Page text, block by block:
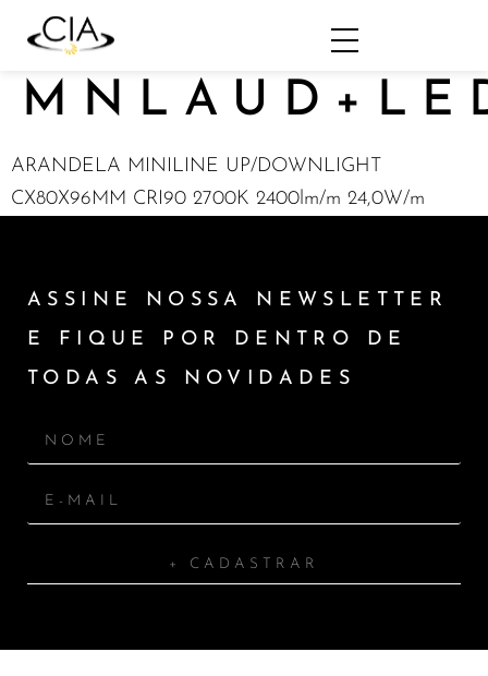
ARANDELA MINILINE UP/DOWNLIGHT
CX80X96MM CRI90 2700K 2400lm/m 24,0W/m
ASSINE NOSSA NEWSLETTER
E FIQUE POR DENTRO DE
TODAS AS NOVIDADES
+ CADASTRAR